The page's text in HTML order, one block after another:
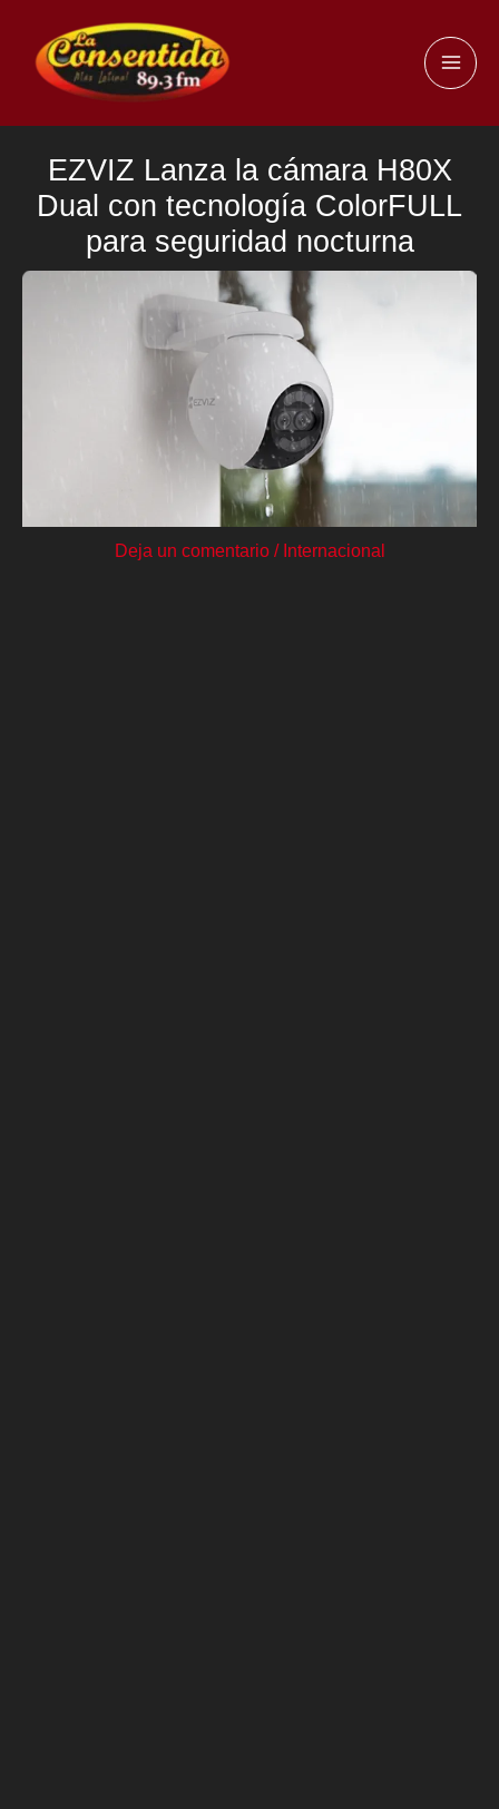
contenido
EZVIZ Lanza la cámara H80X
Dual con tecnología ColorFULL
para seguridad nocturna
Deja un comentario / Internacional